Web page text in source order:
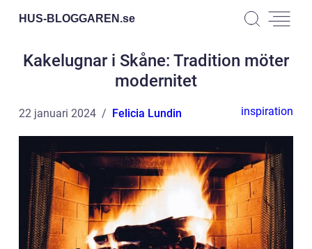
HUS-BLOGGAREN.se
Kakelugnar i Skåne: Tradition möter
modernitet
22 januari 2024 Felicia Lundin inspiration